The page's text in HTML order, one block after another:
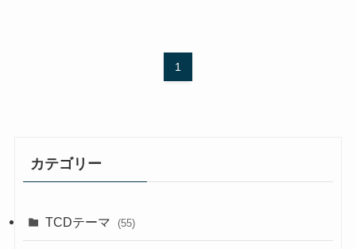
1
カテゴリー
TCDテーマ (55)